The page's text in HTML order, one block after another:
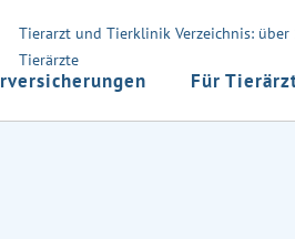
Tierarzt und Tierklinik Verzeichnis: über
Tierärzte
Für